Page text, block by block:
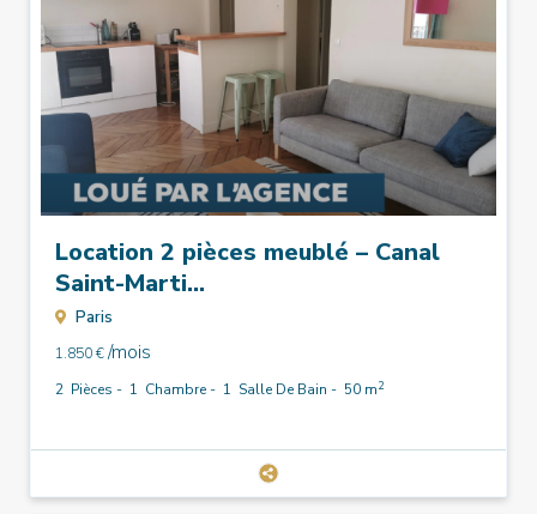
Location 2 pièces meublé – Canal
Saint-Marti...
Paris
1.850 €/mois
2 Pièces - 1 Chambre - 1 Salle De Bain - 50 m2